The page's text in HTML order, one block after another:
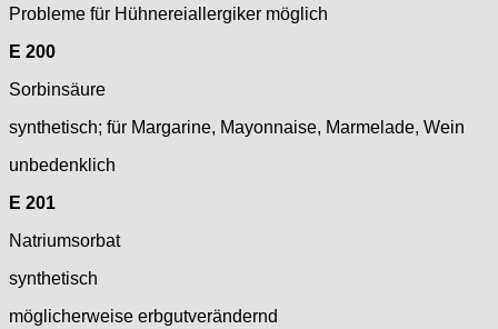
Probleme für Hühnereiallergiker möglich
E 200
Sorbinsäure
synthetisch; für Margarine, Mayonnaise, Marmelade, Wein
unbedenklich
E 201
Natriumsorbat
synthetisch
möglicherweise erbgutverändernd